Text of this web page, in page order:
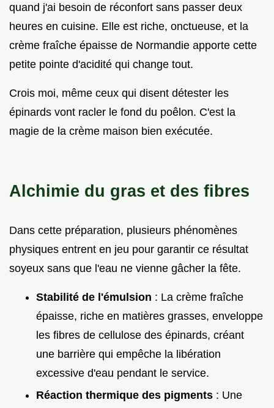
quand j'ai besoin de réconfort sans passer deux
heures en cuisine. Elle est riche, onctueuse, et la
crème fraîche épaisse de Normandie apporte cette
petite pointe d'acidité qui change tout.
Crois moi, même ceux qui disent détester les
épinards vont racler le fond du poêlon. C'est la
magie de la crème maison bien exécutée.
Alchimie du gras et des fibres
Dans cette préparation, plusieurs phénomènes
physiques entrent en jeu pour garantir ce résultat
soyeux sans que l'eau ne vienne gâcher la fête.
Stabilité de l'émulsion : La crème fraîche
épaisse, riche en matières grasses, enveloppe
les fibres de cellulose des épinards, créant
une barrière qui empêche la libération
excessive d'eau pendant le service.
Réaction thermique des pigments : Une